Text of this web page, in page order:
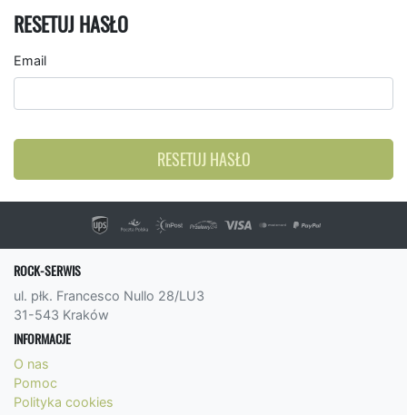
RESETUJ HASŁO
Email
RESETUJ HASŁO
ROCK-SERWIS
ul. płk. Francesco Nullo 28/LU3
31-543 Kraków
INFORMACJE
O nas
Pomoc
Polityka cookies